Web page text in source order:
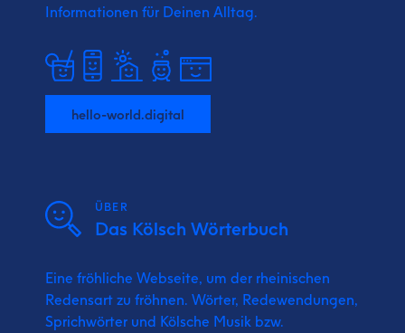
Informationen für Deinen Alltag.
hello-world.digital
ÜBER
Das Kölsch Wörterbuch
Eine fröhliche Webseite, um der rheinischen
Redensart zu fröhnen. Wörter, Redewendungen,
Sprichwörter und Kölsche Musik bzw.